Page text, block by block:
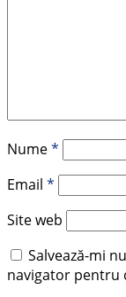
Nume*
Email *
Site web
Salvează-mi
navigator pentru